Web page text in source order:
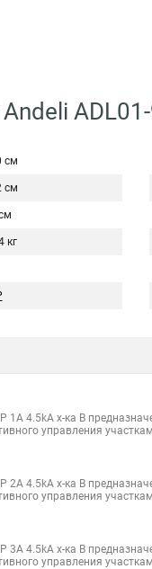
см
см
кг
4.5kA х-ка B
управления
4.5kA х-ка B
управления
4.5kA х-ка B
управления